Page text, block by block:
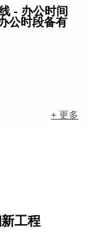
- 办公时间
公时段备有
+ 更多
工程